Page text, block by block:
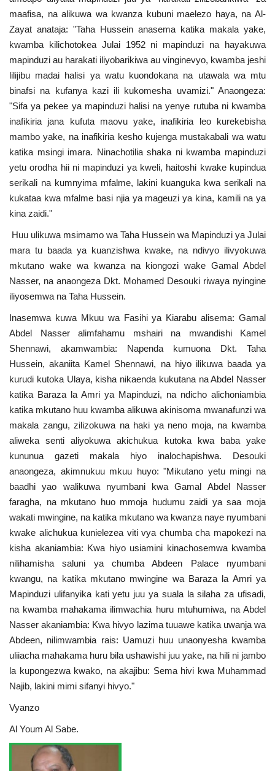
maafisa, na alikuwa wa kwanza kubuni maelezo haya, na Al-
Zayat anataja: "Taha Hussein anasema katika makala yake,
kwamba kilichotokea Julai 1952 ni mapinduzi na hayakuwa
mapinduzi au harakati iliyobarikiwa au vinginevyo, kwamba jeshi
lilijibu madai halisi ya watu kuondokana na utawala wa mtu
binafsi na kufanya kazi ili kukomesha uvamizi." Anaongeza:
"Sifa ya pekee ya mapinduzi halisi na yenye rutuba ni kwamba
inafikiria jana kufuta maovu yake, inafikiria leo kurekebisha
mambo yake, na inafikiria kesho kujenga mustakabali wa watu
katika msingi imara. Ninachotilia shaka ni kwamba mapinduzi
yetu orodha hii ni mapinduzi ya kweli, haitoshi kwake kupindua
serikali na kumnyima mfalme, lakini kuanguka kwa serikali na
kukataa kwa mfalme basi njia ya mageuzi ya kina, kamili na ya
kina zaidi."
Huu ulikuwa msimamo wa Taha Hussein wa Mapinduzi ya Julai
mara tu baada ya kuanzishwa kwake, na ndivyo ilivyokuwa
mkutano wake wa kwanza na kiongozi wake Gamal Abdel
Nasser, na anaongeza Dkt. Mohamed Desouki riwaya nyingine
iliyosemwa na Taha Hussein.
Inasemwa kuwa Mkuu wa Fasihi ya Kiarabu alisema: Gamal
Abdel Nasser alimfahamu mshairi na mwandishi Kamel
Shennawi, akamwambia: Napenda kumuona Dkt. Taha
Hussein, akaniita Kamel Shennawi, na hiyo ilikuwa baada ya
kurudi kutoka Ulaya, kisha nikaenda kukutana na Abdel Nasser
katika Baraza la Amri ya Mapinduzi, na ndicho alichoniambia
katika mkutano huu kwamba alikuwa akinisoma mwanafunzi wa
makala zangu, zilizokuwa na haki ya neno moja, na kwamba
aliweka senti aliyokuwa akichukua kutoka kwa baba yake
kununua gazeti makala hiyo inalochapishwa. Desouki
anaongeza, akimnukuu mkuu huyo: "Mikutano yetu mingi na
baadhi yao walikuwa nyumbani kwa Gamal Abdel Nasser
faragha, na mkutano huo mmoja hudumu zaidi ya saa moja
wakati mwingine, na katika mkutano wa kwanza naye nyumbani
kwake alichukua kunielezea viti vya chumba cha mapokezi na
kisha akaniambia: Kwa hiyo usiamini kinachosemwa kwamba
nilihamisha saluni ya chumba Abdeen Palace nyumbani
kwangu, na katika mkutano mwingine wa Baraza la Amri ya
Mapinduzi ulifanyika kati yetu juu ya suala la silaha za ufisadi,
na kwamba mahakama ilimwachia huru mtuhumiwa, na Abdel
Nasser akaniambia: Kwa hivyo lazima tuuawe katika uwanja wa
Abdeen, nilimwambia rais: Uamuzi huu unaonyesha kwamba
uliiacha mahakama huru bila ushawishi juu yake, na hili ni jambo
la kupongezwa kwako, na akajibu: Sema hivi kwa Muhammad
Najib, lakini mimi sifanyi hivyo."
Vyanzo
Al Youm Al Sabe.